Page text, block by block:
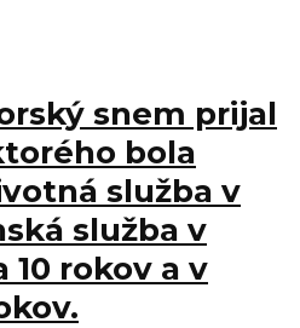
snem prijal
bola
služba v
služba v
rokov a v